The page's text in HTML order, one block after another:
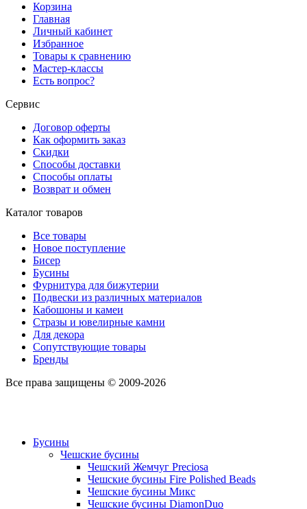
Корзина
Главная
Личный кабинет
Избранное
Товары к сравнению
Мастер-классы
Есть вопрос?
Сервис
Договор оферты
Как оформить заказ
Скидки
Способы доставки
Способы оплаты
Возврат и обмен
Каталог товаров
Все товары
Новое поступление
Бисер
Бусины
Фурнитура для бижутерии
Подвески из различных материалов
Кабошоны и камеи
Стразы и ювелирные камни
Для декора
Сопутствующие товары
Бренды
Все права защищены © 2009-2026
Бусины
Чешские бусины
Чешский Жемчуг Preciosa
Чешские бусины Fire Polished Beads
Чешские бусины Микс
Чешские бусины DiamonDuo